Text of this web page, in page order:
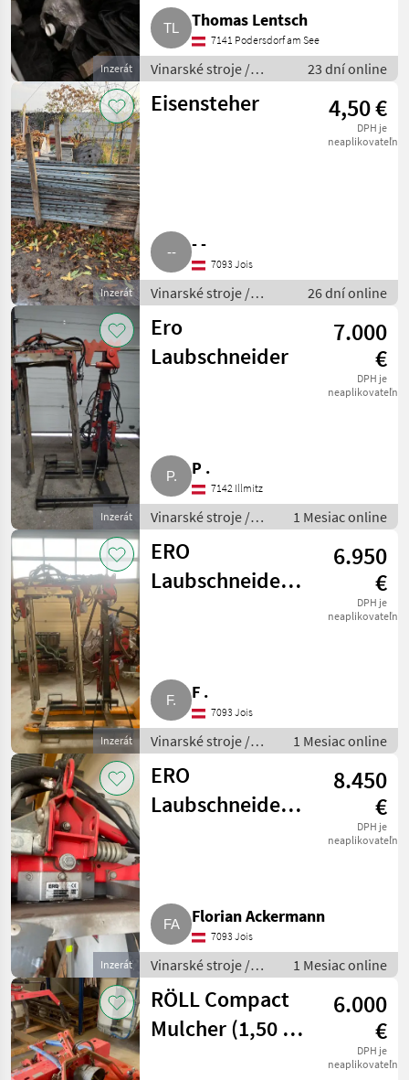
Inzerát
Thomas Lentsch
7141 Podersdorf am See
Vinarské stroje /
Ostatné stroje na
vinohradníctvo
23 dní online
Inzerát
Eisensteher 4,50 €
DPH je
neaplikovateľné
- -
7093 Jois
Vinarské stroje /
Ostatné stroje na
vinohradníctvo
26 dní online
Inzerát
Ero
Laubschneider
7.000
€
DPH je
neaplikovateľné
P .
7142 Illmitz
Vinarské stroje /
Ostatné stroje na
vinohradníctvo
1 Mesiac online
Inzerát
ERO
Laubschneider
6.950
€
DPH je
neaplikovateľné
F .
7093 Jois
Vinarské stroje /
Ostatné stroje na
vinohradníctvo
1 Mesiac online
Inzerát
ERO
Laubschneider
8.450
€
DPH je
neaplikovateľné
Florian Ackermann
7093 Jois
Vinarské stroje /
Ostatné stroje na
vinohradníctvo
1 Mesiac online
RÖLL Compact
Mulcher (1,50 m
6.000
€
DPH je
neaplikovateľné